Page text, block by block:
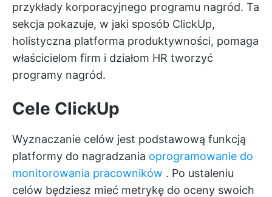
przykłady korporacyjnego programu nagród. Ta
sekcja pokazuje, w jaki sposób ClickUp,
holistyczna platforma produktywności, pomaga
właścicielom firm i działom HR tworzyć
programy nagród.
Cele ClickUp
Wyznaczanie celów jest podstawową funkcją
platformy do nagradzania oprogramowanie do
monitorowania pracowników . Po ustaleniu
celów będziesz mieć metrykę do oceny swoich